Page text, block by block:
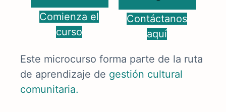
Comienza el
curso
Contáctanos
aquí
Este microcurso forma parte de la ruta
de aprendizaje de gestión cultural
comunitaria.